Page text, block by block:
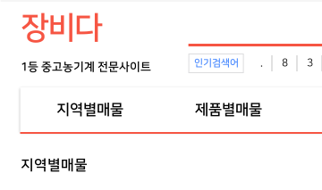
장비다
1등 중고농기계 전문사이트 인기검색어 . 8 3
지역별매물 제품별매물
지역별매물